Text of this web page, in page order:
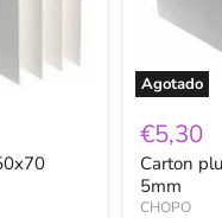
Agotado
€5,30
Carton
5mm
CHOPO